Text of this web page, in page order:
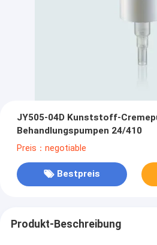
JY505-04D Kunststoff-
Behandlungspumpen 24/410
Preis：negotiable
Bestpreis
Produkt-Beschreibung